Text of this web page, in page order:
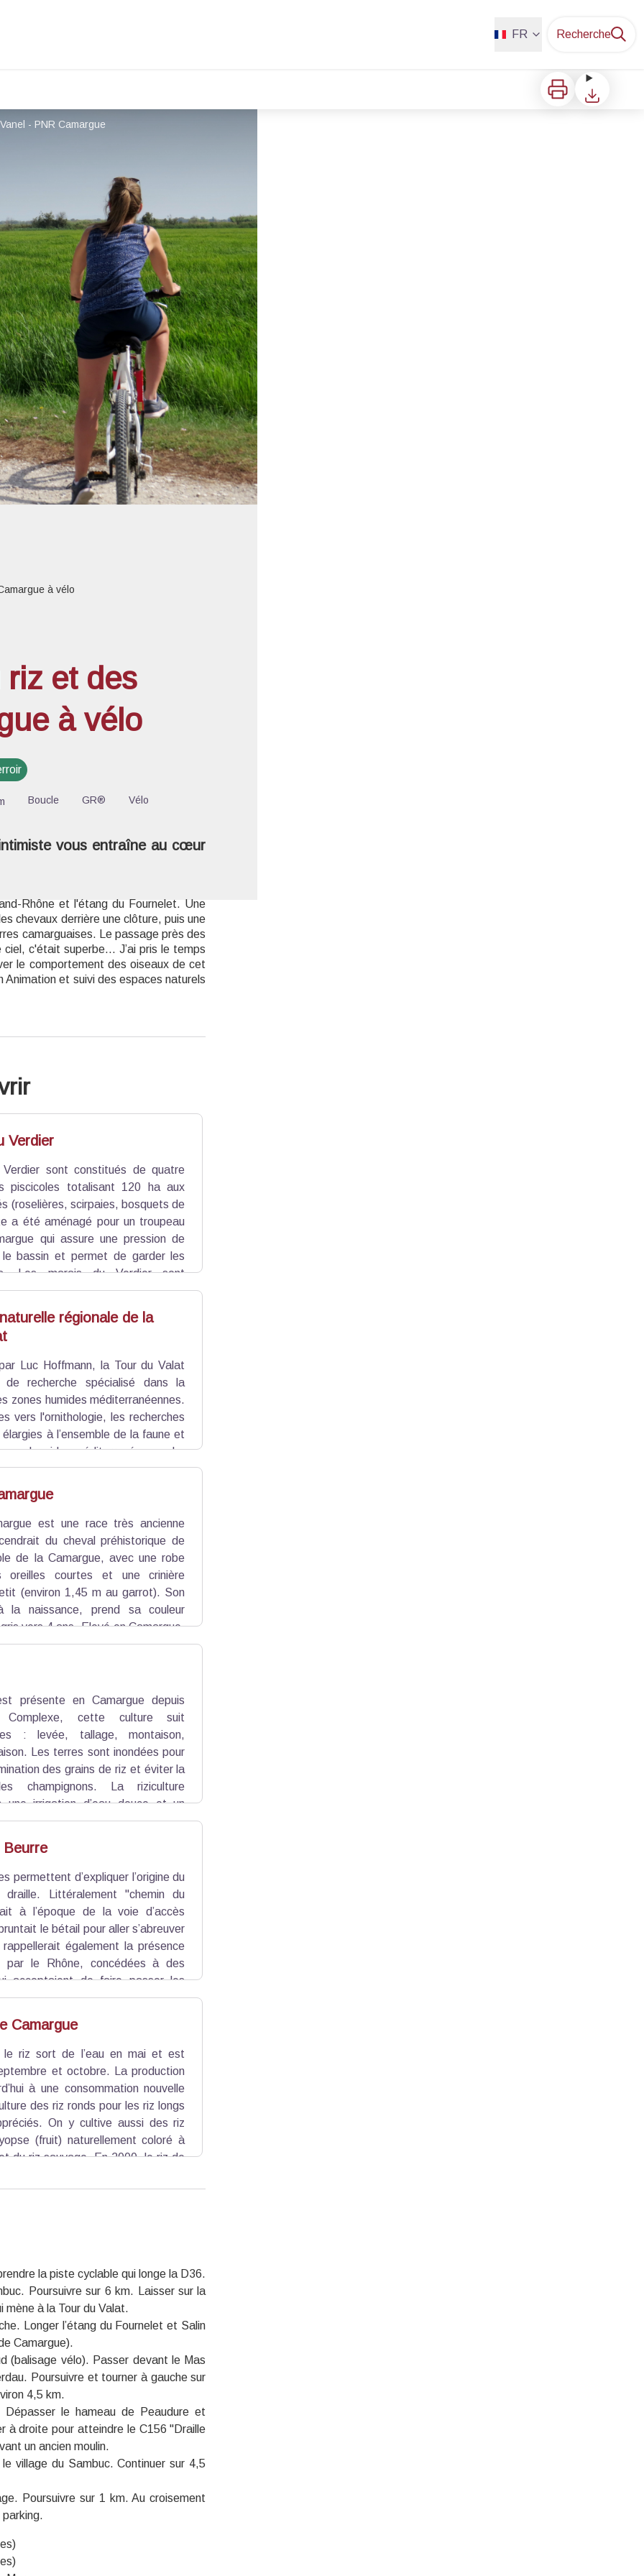
FR Recherche
ImprimerTélécharger
- PNR Camargue
en plein écran
à vélo
et des
à vélo
Boucle GR® Vélo
vous entraîne au cœur
Rhône et l'étang du Fournelet. Une
chevaux derrière une clôture, puis une
camarguaises. Le passage près des
c'était superbe... J’ai pris le temps
le comportement des oiseaux de cet
et suivi des espaces naturels
Verdier
Verdier sont constitués de quatre
piscicoles totalisant 120 ha aux
(roselières, scirpaies, bosquets de
a été aménagé pour un troupeau
qui assure une pression de
bassin et permet de garder les
Les marais du Verdier sont
réel intérêt ornithologique. En libre
régionale de la
Luc Hoffmann, la Tour du Valat
recherche spécialisé dans la
zones humides méditerranéennes.
vers l'ornithologie, les recherches
à l’ensemble de la faune et
humides méditerranéennes. Le
s’étend sur 1845 ha. On y trouve
plus de 600 espèces de
est une race très ancienne
du cheval préhistorique de
de la Camargue, avec une robe
oreilles courtes et une crinière
(environ 1,45 m au garrot). Son
la naissance, prend sa couleur
vers 4 ans. Elevé en Camargue,
pour l’élevage des taureaux. Les
préserver sa race.
présente en Camargue depuis
Complexe, cette culture suit
: levée, tallage, montaison,
Les terres sont inondées pour
des grains de riz et éviter la
champignons. La riziculture
une irrigation d’eau douce et un
salées. D’énormes quantités d’eau
an) sont nécessaires.
Beurre
permettent d’expliquer l’origine du
Littéralement "chemin du
à l’époque de la voie d’accès
le bétail pour aller s’abreuver
également la présence
par le Rhône, concédées à des
acceptaient de faire passer les
payaient aux consuls d’Arles
Camargue
le riz sort de l’eau en mai et est
et octobre. La production
à une consommation nouvelle
des riz ronds pour les riz longs
On y cultive aussi des riz
(fruit) naturellement coloré à
du riz sauvage. En 2000, le riz de
la piste cyclable qui longe la D36.
Poursuivre sur 6 km. Laisser sur la
mène à la Tour du Valat.
Longer l’étang du Fournelet et Salin
Camargue).
(balisage vélo). Passer devant le Mas
Poursuivre et tourner à gauche sur
4,5 km.
Dépasser le hameau de Peaudure et
à droite pour atteindre le C156 "Draille
un ancien moulin.
village du Sambuc. Continuer sur 4,5
Poursuivre sur 1 km. Au croisement